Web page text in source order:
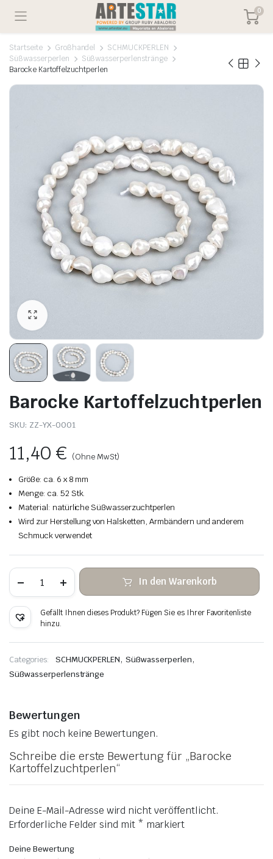
0
Startseite Großhandel
SCHMUCKPERLEN
Süßwasserperlen
Süßwasserperlenstränge
Barocke Kartoffelzuchtperlen
Barocke Kartoffelzuchtperlen
SKU: ZZ-YX-0001
11,40€ (Ohne MwSt)
Größe: ca. 6 x 8 mm
Menge: ca. 52 Stk.
Material: natürliche Süßwasserzuchtperlen
Wird zur Herstellung von Halsketten, Armbändern und anderem
Schmuck verwendet
Kartoffelzuchtperlen
Menge
In den Warenkorb
Gefällt Ihnen dieses Produkt? Fügen Sie es Ihrer Favoritenliste
hinzu.
Categories: SCHMUCKPERLEN,Süßwasserperlen,
Süßwasserperlenstränge
Bewertungen
Es gibt noch keine Bewertungen.
Schreibe die erste Bewertung für „Barocke
Kartoffelzuchtperlen“
Deine E-Mail-Adresse wird nicht veröffentlicht.
Erforderliche Felder sind mit * markiert
Deine Bewertung